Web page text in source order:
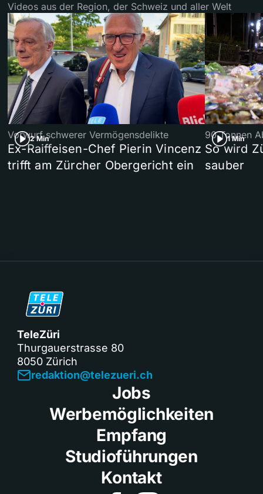
Videos aus der Region, der Schweiz und aller Welt
2 Min
Vorwurf schwerer Vermögensdelikte
Ex-Raiffeisen-Chef Pierin Vincenz
trifft am Zürcher Obergericht ein
1 Min
90 Tonnen
So wird
sauber
TeleZüri
Thurgauerstrasse 80
8050 Zürich
redaktion@telezueri.ch
Jobs
Werbemöglichkeiten
Empfang
Studioführungen
Kontakt